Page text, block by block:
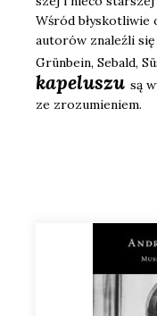
Wśród bły­sko­tli­wie
auto­rów zna­leź­li się
Grün­be­in, Sebald,
kape­lu­szu są
ze zro­zu­mie­niem.